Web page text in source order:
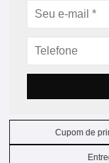
Cupom de